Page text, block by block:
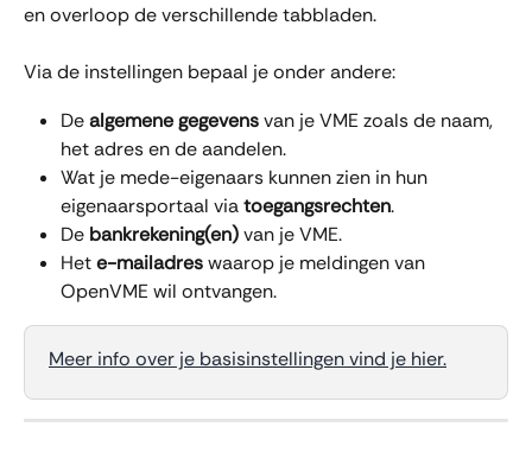
en overloop de verschillende tabbladen.
Via de instellingen bepaal je onder andere:
De algemene gegevens van je VME zoals de naam,
het adres en de aandelen.
Wat je mede-eigenaars kunnen zien in hun
eigenaarsportaal via toegangsrechten.
De bankrekening(en) van je VME.
Het e-mailadres waarop je meldingen van
OpenVME wil ontvangen.
Meer info over je basisinstellingen vind je hier.